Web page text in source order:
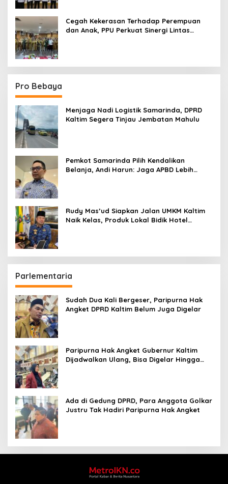
Cegah Kekerasan Terhadap Perempuan
dan Anak, PPU Perkuat Sinergi Lintas
Pro Bebaya
Menjaga Nadi Logistik Samarinda, DPRD
Kaltim Segera Tinjau Jembatan Mahulu
Pemkot Samarinda Pilih Kendalikan
Belanja, Andi Harun: Jaga APBD Lebih
Rudy Mas’ud Siapkan Jalan UMKM Kaltim
Naik Kelas, Produk Lokal Bidik Hotel
Parlementaria
Sudah Dua Kali Bergeser, Paripurna Hak
Angket DPRD Kaltim Belum Juga Digelar
Paripurna Hak Angket Gubernur Kaltim
Dijadwalkan Ulang, Bisa Digelar Hingga
Ada di Gedung DPRD, Para Anggota Golkar
Justru Tak Hadiri Paripurna Hak Angket